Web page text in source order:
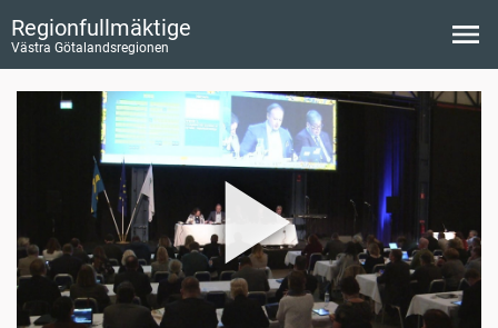
Regionfullmäktige
Västra Götalandsregionen